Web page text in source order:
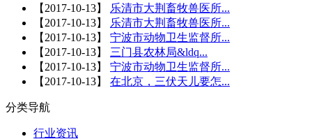
【 2017-10-13】
乐清市大荆畜牧兽医所...
【 2017-10-13】
乐清市大荆畜牧兽医所...
【 2017-10-13】 宁波市动物卫生监督所...
【 2017-10-13】 三门县农林局&ldq...
【 2017-10-13】 宁波市动物卫生监督所...
【 2017-10-13】 在北京，三伏天儿要怎...
分类导航
行业资讯